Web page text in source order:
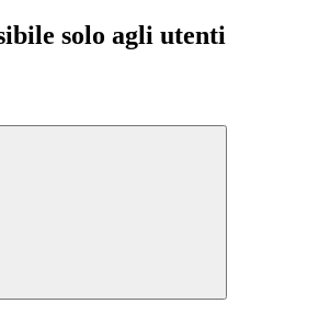
solo agli utenti